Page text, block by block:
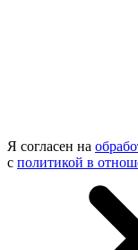
Я согласен на
с политикой в